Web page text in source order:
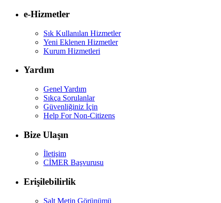
e-Hizmetler
Sık Kullanılan Hizmetler
Yeni Eklenen Hizmetler
Kurum Hizmetleri
Yardım
Genel Yardım
Sıkça Sorulanlar
Güvenliğiniz İçin
Help For Non-Citizens
Bize Ulaşın
İletişim
CİMER Başvurusu
Erişilebilirlik
Salt Metin Görünümü